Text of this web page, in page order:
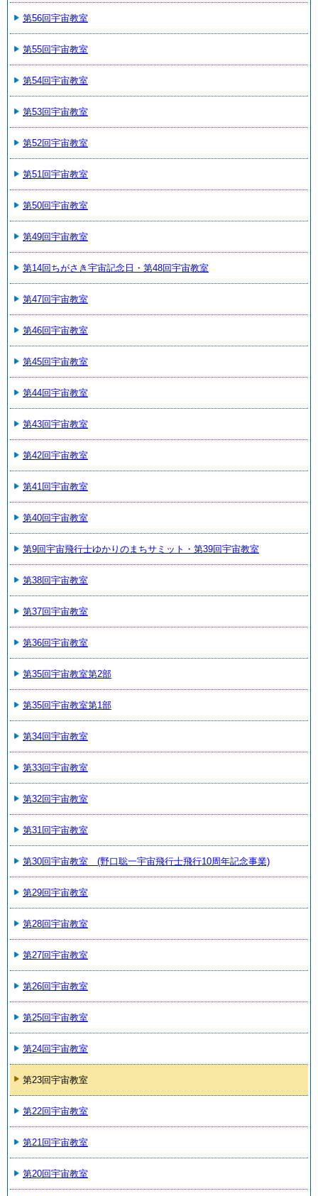
第56回宇宙教室
第55回宇宙教室
第54回宇宙教室
第53回宇宙教室
第52回宇宙教室
第51回宇宙教室
第50回宇宙教室
第49回宇宙教室
第14回ちがさき宇宙記念日・第48回宇宙教室
第47回宇宙教室
第46回宇宙教室
第45回宇宙教室
第44回宇宙教室
第43回宇宙教室
第42回宇宙教室
第41回宇宙教室
第40回宇宙教室
第9回宇宙飛行士ゆかりのまちサミット・第39回宇宙教室
第38回宇宙教室
第37回宇宙教室
第36回宇宙教室
第35回宇宙教室第2部
第35回宇宙教室第1部
第34回宇宙教室
第33回宇宙教室
第32回宇宙教室
第31回宇宙教室
第30回宇宙教室 (野口聡一宇宙飛行士飛行10周年記念事業)
第29回宇宙教室
第28回宇宙教室
第27回宇宙教室
第26回宇宙教室
第25回宇宙教室
第24回宇宙教室
第23回宇宙教室
第22回宇宙教室
第21回宇宙教室
第20回宇宙教室